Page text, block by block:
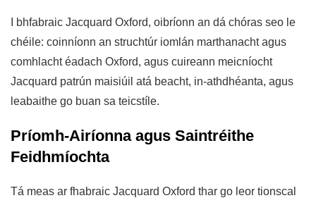
I bhfabraic Jacquard Oxford, oibríonn an dá chóras seo le
chéile: coinníonn an struchtúr iomlán marthanacht agus
comhlacht éadach Oxford, agus cuireann meicníocht
Jacquard patrún maisiúil atá beacht, in-athdhéanta, agus
leabaithe go buan sa teicstíle.
Príomh-Airíonna agus Saintréithe
Feidhmíochta
Tá meas ar fhabraic Jacquard Oxford thar go leor tionscal